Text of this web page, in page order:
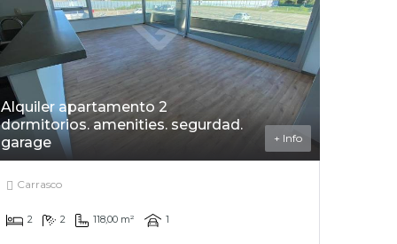
Alquiler apartamento 2
dormitorios. amenities. segurdad.
garage
+ Info
Carrasco
2 2 118,00 m² 1